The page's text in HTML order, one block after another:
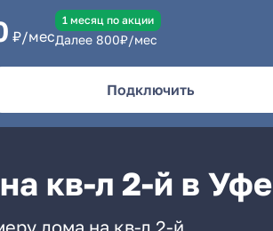
₽/мес
1 месяц по акции
Далее 800₽/мес
Подключить
кв-л 2-й в Уфе
дома на кв-л 2-й